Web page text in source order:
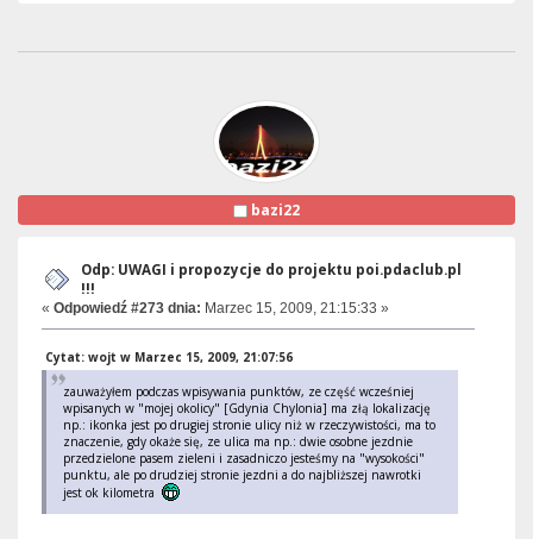
bazi22
Odp: UWAGI i propozycje do projektu poi.pdaclub.pl
!!!
« Odpowiedź #273 dnia: Marzec 15, 2009, 21:15:33 »
Cytat: wojt w Marzec 15, 2009, 21:07:56
zauważyłem podczas wpisywania punktów, ze część wcześniej
wpisanych w "mojej okolicy" [Gdynia Chylonia] ma złą lokalizację
np.: ikonka jest po drugiej stronie ulicy niż w rzeczywistości, ma to
znaczenie, gdy okaże się, ze ulica ma np.: dwie osobne jezdnie
przedzielone pasem zieleni i zasadniczo jesteśmy na "wysokości"
punktu, ale po drudziej stronie jezdni a do najbliższej nawrotki
jest ok kilometra